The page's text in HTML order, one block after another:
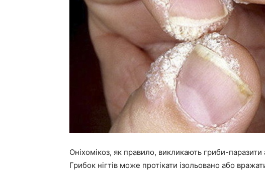
Оніхомікоз, як правило, викликають гриби-паразити
Грибок нігтів може протікати ізольовано або